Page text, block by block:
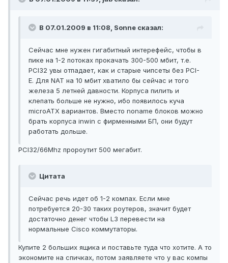
В 07.01.2009 в 11:08, Sonne сказал:
Сейчас мне нужен гигабитный интерефейс, чтобы в
пике на 1-2 потоках прокачать 300-500 мбит, т.е.
PCI32 увы отпадает, как и старые чипсеты без PCI-
E. Для NAT на 10 мбит хватило бы сейчас и того
железа 5 летней давности. Корпуса пилить и
клепать больше не нужно, ибо появилось куча
microATX вариантов. Вместо noname блоков можно
брать корпуса inwin с фирменными БП, они будут
работать дольше.
PCI32/66Mhz пророутит 500 мегабит.
Цитата
Cейчас речь идет об 1-2 компах. Если мне
потребуется 20-30 таких роутеров, значит будет
достаточно денег чтобы L3 перевести на
нормальные Cisco коммутаторы.
Купите 2 больших ящика и поставьте туда что хотите. А то
экономите на спичках, потом заявляете что у вас компы